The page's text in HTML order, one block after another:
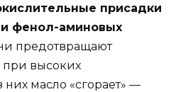
присадки
и фенол-аминовых
предотвращают
при высоких
них масло «сгорает» —